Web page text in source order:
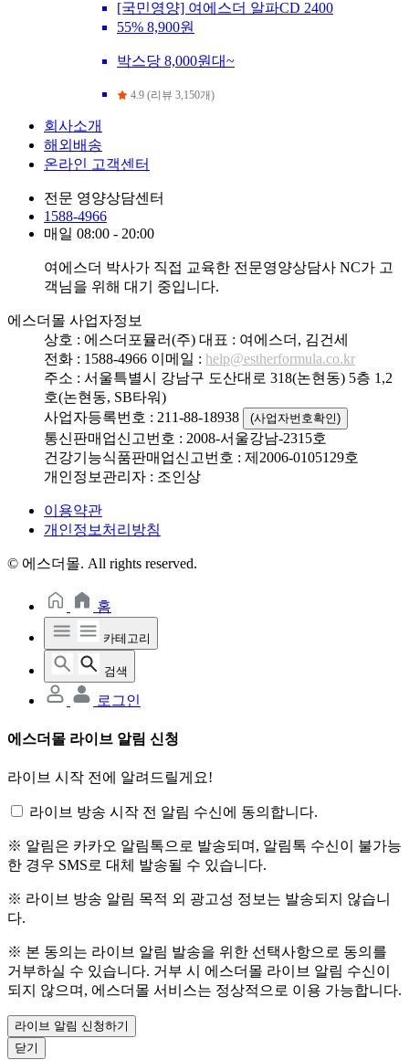
[국민영양] 여에스더 알파CD 2400
55% 8,900원
박스당 8,000원대~
4.9 (리뷰 3,150개)
회사소개
해외배송
온라인 고객센터
전문 영양상담센터
1588-4966
매일 08:00 - 20:00
여에스더 박사가 직접 교육한 전문영양상담사 NC가 고
객님을 위해 대기 중입니다.
에스더몰 사업자정보
상호 : 에스더포뮬러(주) 대표 : 여에스더, 김건세
전화 : 1588-4966 이메일 : help@estherformula.co.kr
주소 : 서울특별시 강남구 도산대로 318(논현동) 5층 1,2
호(논현동, SB타워)
사업자등록번호 : 211-88-18938
(사업자번호확인)
통신판매업신고번호 : 2008-서울강남-2315호
건강기능식품판매업신고번호 : 제2006-0105129호
개인정보관리자 : 조인상
이용약관
개인정보처리방침
© 에스더몰. All rights reserved.
홈
카테고리
검색
로그인
에스더몰 라이브 알림 신청
라이브 시작 전에 알려드릴게요!
라이브 방송 시작 전 알림 수신에 동의합니다.
※ 알림은 카카오 알림톡으로 발송되며, 알림톡 수신이 불가능
한 경우 SMS로 대체 발송될 수 있습니다.
※ 라이브 방송 알림 목적 외 광고성 정보는 발송되지 않습니
다.
※ 본 동의는 라이브 알림 발송을 위한 선택사항으로 동의를
거부하실 수 있습니다. 거부 시 에스더몰 라이브 알림 수신이
되지 않으며, 에스더몰 서비스는 정상적으로 이용 가능합니다.
라이브 알림 신청하기
닫기